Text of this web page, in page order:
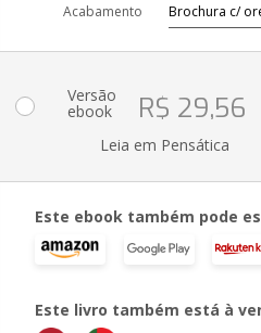
Acabamento
Versão
ebook R$ 29,56
Leia em Pensática
Este ebook também pode
Este livro também está à